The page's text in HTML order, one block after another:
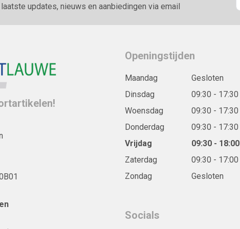
updates, nieuws en aanbiedingen via email
Openingstijden
Maandag
Gesloten
Dinsdag
09:30 - 17:30
Woensdag
09:30 - 17:30
Donderdag
09:30 - 17:30
Vrijdag
09:30 - 18:00
Zaterdag
09:30 - 17:00
Zondag
Gesloten
Socials